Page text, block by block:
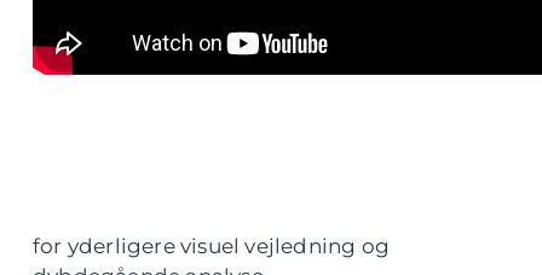
for yderligere visuel vejledning og